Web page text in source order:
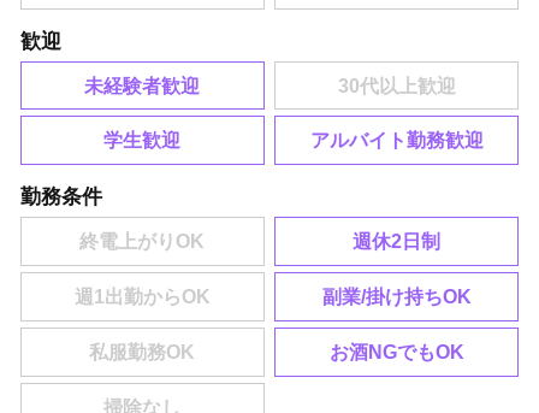
歓迎
未経験者歓迎
学生歓迎 アルバイト勤務歓迎
勤務条件
週休2日制
副業/掛け持ちOK
お酒NGでもOK